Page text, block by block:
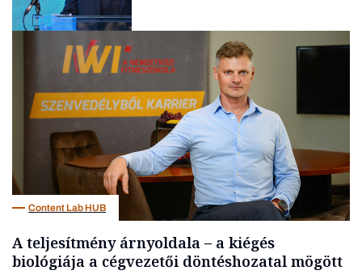
Elszámoltatás
Content Lab HUB
A teljesítmény árnyoldala – a kiégés
biológiája a cégvezetői döntéshozatal mögött